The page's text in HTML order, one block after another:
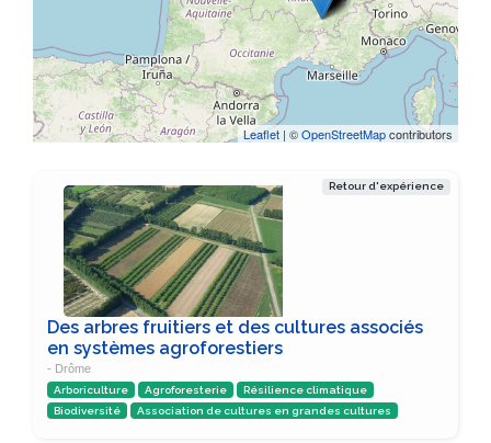
Leaflet | ©OpenStreetMapcontributors
Retour d'expérience
Des arbres fruitiers et des cultures associés
en systèmes agroforestiers
- Drôme
Arboriculture Agroforesterie
Résilience climatique
Biodiversité
Association de cultures en grandes cultures